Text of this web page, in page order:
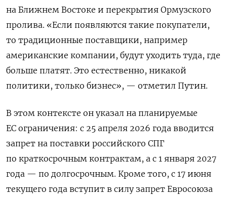
на Ближнем Востоке и перекрытия Ормузского
пролива. «Если появляются такие покупатели,
то традиционные поставщики, например
американские компании, будут уходить туда, где
больше платят. Это естественно, никакой
политики, только бизнес», — отметил Путин.
В этом контексте он указал на планируемые
ЕС ограничения: с 25 апреля 2026 года вводится
запрет на поставки российского СПГ
по краткосрочным контрактам, а с 1 января 2027
года — по долгосрочным. Кроме того, с 17 июня
текущего года вступит в силу запрет Евросоюза